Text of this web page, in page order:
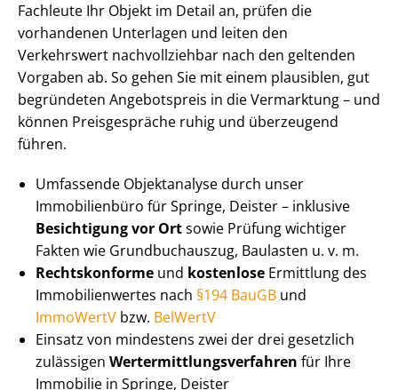
Fachleute Ihr Objekt im Detail an, prüfen die
vorhandenen Unterlagen und leiten den
Verkehrswert nachvollziehbar nach den geltenden
Vorgaben ab. So gehen Sie mit einem plausiblen, gut
begründeten Angebotspreis in die Vermarktung – und
können Preisgespräche ruhig und überzeugend
führen.
Umfassende Objektanalyse durch unser
Immobilienbüro für Springe, Deister – inklusive
Besichtigung vor Ortsowie Prüfung wichtiger
Fakten wie Grundbuchauszug, Baulasten u. v. m.
Rechtskonforme und kostenlose Ermittlung des
Im­mo­bi­li­en­wer­tes nach §194 BauGB und
ImmoWertV bzw. BelWertV
Einsatz von mindestens zwei der drei gesetzlich
zulässigen Wert­ermitt­lungs­ver­fah­ren für Ihre
Immobilie in Springe, Deister